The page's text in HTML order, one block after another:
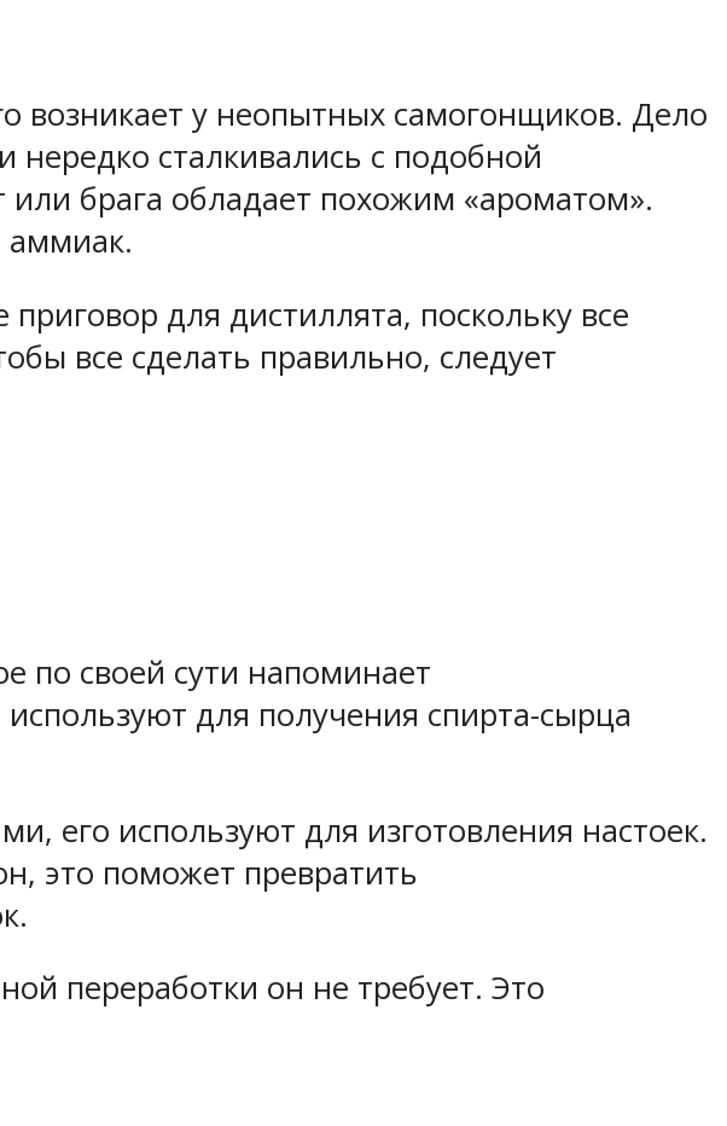
возникает у неопытных самогонщиков. Дело
нередко сталкивались с подобной
брага обладает похожим «ароматом».
аммиак.
для дистиллята, поскольку все
все сделать правильно, следует
по своей сути напоминает
для получения спирта-сырца
его используют для изготовления настоек.
это поможет превратить
переработки он не требует. Это